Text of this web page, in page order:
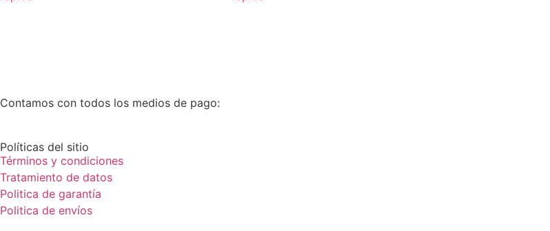
Contamos con todos los medios de pago:
Políticas del sitio
Términos y condiciones
Tratamiento de datos
Politica de garantía
Politica de envíos